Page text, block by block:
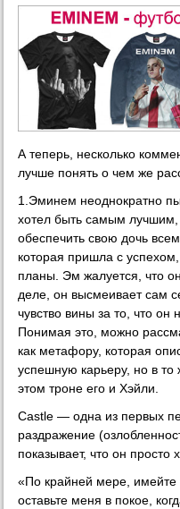
А теперь, несколько
лучше понять о чем же
1.Эминем неоднократно
хотел быть самым лучшим,
обеспечить свою дочь
которая пришла с
планы. Эм жалуется, что
деле, он высмеивает сам
чувство вины за то, что он
Понимая это, можно
как метафору, которая
успешную карьеру, но в
этом троне его и Хэйли.
Castle — одна из первых
раздражение
показывает, что он просто
«По крайней мере, имейте
оставьте меня в покое,